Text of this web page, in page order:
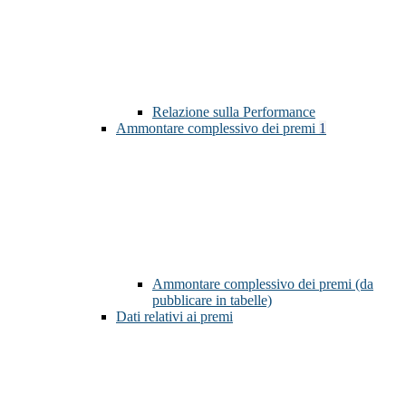
Relazione sulla Performance
Ammontare complessivo dei premi 1
Ammontare complessivo dei premi (da
pubblicare in tabelle)
Dati relativi ai premi